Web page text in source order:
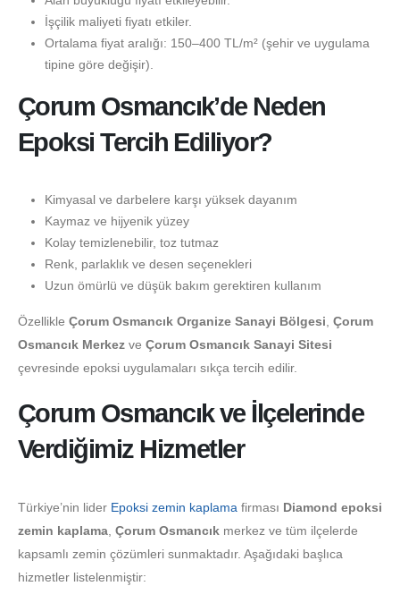
İşçilik maliyeti fiyatı etkiler.
Ortalama fiyat aralığı: 150–400 TL/m² (şehir ve uygulama
tipine göre değişir).
Çorum Osmancık’de Neden
Epoksi Tercih Ediliyor?
Kimyasal ve darbelere karşı yüksek dayanım
Kaymaz ve hijyenik yüzey
Kolay temizlenebilir, toz tutmaz
Renk, parlaklık ve desen seçenekleri
Uzun ömürlü ve düşük bakım gerektiren kullanım
Özellikle Çorum Osmancık Organize Sanayi Bölgesi Çorum
Osmancık Merkez ve Çorum Osmancık Sanayi Sitesi
çevresinde epoksi uygulamaları sıkça tercih edilir.
Çorum Osmancık ve İlçelerinde
Verdiğimiz Hizmetler
Türkiye’nin lider Epoksi zemin kaplama firması Diamond epoksi
zemin kaplama, Çorum Osmancık merkez ve tüm ilçelerde
kapsamlı zemin çözümleri sunmaktadır. Aşağıdaki başlıca
hizmetler listelenmiştir: